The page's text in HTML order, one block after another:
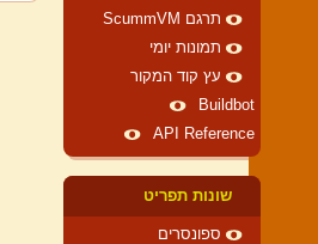
תרגם ScummVM
תמונות יומי
עץ קוד המקור
Buildbot
API Reference
שונות תפריט
ספונסרים